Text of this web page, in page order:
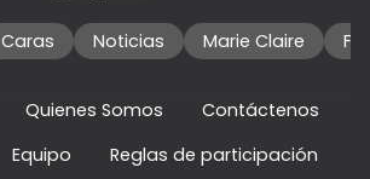
Caras Noticias Marie Claire
Quienes Somos
Contáctenos
Equipo Reglas de participación